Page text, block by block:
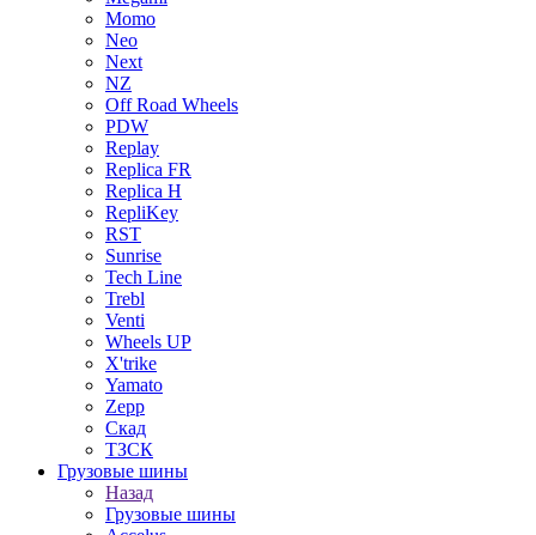
Momo
Neo
Next
NZ
Off Road Wheels
PDW
Replay
Replica FR
Replica H
RepliKey
RST
Sunrise
Tech Line
Trebl
Venti
Wheels UP
X'trike
Yamato
Zepp
Скад
ТЗСК
Грузовые шины
Назад
Грузовые шины